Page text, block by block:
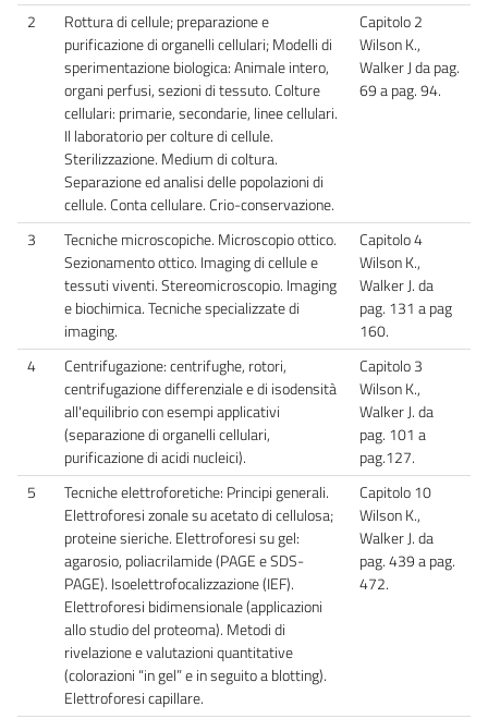
2
Rottura di cellule; preparazione e
purificazione di organelli cellulari; Modelli di
sperimentazione biologica: Animale intero,
organi perfusi, sezioni di tessuto. Colture
cellulari: primarie, secondarie, linee cellulari.
Il laboratorio per colture di cellule.
Sterilizzazione. Medium di coltura.
Separazione ed analisi delle popolazioni di
cellule. Conta cellulare. Crio-conservazione.
Capitolo 2
Wilson K.,
Walker J da pag.
69 a pag. 94.
3
Tecniche microscopiche. Microscopio ottico.
Sezionamento ottico. Imaging di cellule e
tessuti viventi. Stereomicroscopio. Imaging
e biochimica. Tecniche specializzate di
imaging.
Capitolo 4
Wilson K.,
Walker J. da
pag. 131 a pag
160.
4
Centrifugazione: centrifughe, rotori,
centrifugazione differenziale e di isodensità
all'equilibrio con esempi applicativi
(separazione di organelli cellulari,
purificazione di acidi nucleici).
Capitolo 3
Wilson K.,
Walker J. da
pag. 101 a
pag.127.
5
Tecniche elettroforetiche: Principi generali.
Elettroforesi zonale su acetato di cellulosa;
proteine sieriche. Elettroforesi su gel:
agarosio, poliacrilamide (PAGE e SDS-
PAGE). Isoelettrofocalizzazione (IEF).
Elettroforesi bidimensionale (applicazioni
allo studio del proteoma). Metodi di
rivelazione e valutazioni quantitative
(colorazioni “in gel” e in seguito a blotting).
Elettroforesi capillare.
Capitolo 10
Wilson K.,
Walker J. da
pag. 439 a pag.
472.